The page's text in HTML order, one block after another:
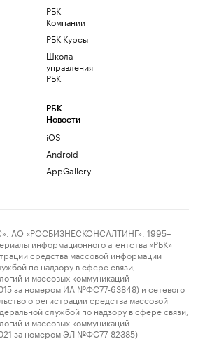
РБК
Компании
РБК Курсы
Школа
управления
РБК
РБК
Новости
iOS
Android
AppGallery
АО «РОСБИЗНЕСКОНСАЛТИНГ», 1995–
информационного агентства «РБК»
средства массовой информации
по надзору в сфере связи,
и массовых коммуникаций
за номером ИА №ФС77-63848) и сетевого
о регистрации средства массовой
службой по надзору в сфере связи,
и массовых коммуникаций
за номером ЭЛ №ФС77-82385)